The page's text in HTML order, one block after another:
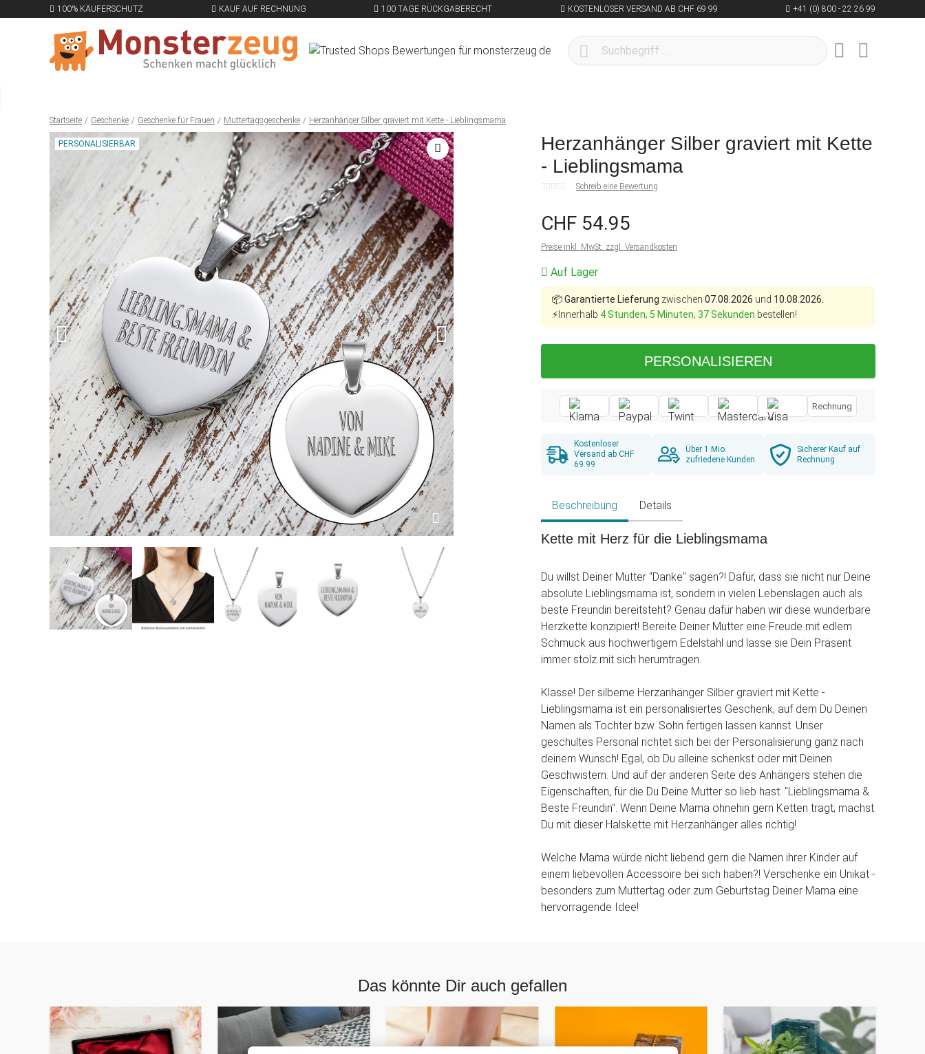
100% KÄUFERSCHUTZ KAUF AUF RECHNUNG 100 TAGE RÜCKGABERECHT KOSTENLOSER VERSAND AB CHF 69.99 +41 (0) 800 - 22 26 99
Startseite Geschenke Geschenke für Frauen Muttertagsgeschenke Herzanhänger Silber graviert mit Kette - Lieblingsmama
PERSONALISIERBAR
Herzanhänger Silber graviert mit Kette
- Lieblingsmama
Schreib eine Bewertung
CHF 54.95
Preise inkl. MwSt. zzgl. Versandkosten
Auf Lager
📦Garantierte Lieferung zwischen 07.08.2026 und 10.08.2026.
⚡Innerhalb 4 Stunden, 5 Minuten, 36 Sekunden bestellen!
PERSONALISIEREN
Rechnung
Kostenloser
Versand ab CHF
69.99
Über 1 Mio.
zufriedene Kunden
Sicherer Kauf auf
Rechnung
Beschreibung Details
Kette mit Herz für die Lieblingsmama
Du willst Deiner Mutter "Danke" sagen?! Dafür, dass sie nicht nur Deine
absolute Lieblingsmama ist, sondern in vielen Lebenslagen auch als
beste Freundin bereitsteht? Genau dafür haben wir diese wunderbare
Herzkette konzipiert! Bereite Deiner Mutter eine Freude mit edlem
Schmuck aus hochwertigem Edelstahl und lasse sie Dein Präsent
immer stolz mit sich herumtragen.
Klasse! Der silberne Herzanhänger Silber graviert mit Kette -
Lieblingsmama ist ein personalisiertes Geschenk, auf dem Du Deinen
Namen als Tochter bzw. Sohn fertigen lassen kannst. Unser
geschultes Personal richtet sich bei der Personalisierung ganz nach
deinem Wunsch! Egal, ob Du alleine schenkst oder mit Deinen
Geschwistern. Und auf der anderen Seite des Anhängers stehen die
Eigenschaften, für die Du Deine Mutter so lieb hast: "Lieblingsmama &
Beste Freundin". Wenn Deine Mama ohnehin gern Ketten trägt, machst
Du mit dieser Halskette mit Herzanhänger alles richtig!
Welche Mama würde nicht liebend gern die Namen ihrer Kinder auf
einem liebevollen Accessoire bei sich haben?! Verschenke ein Unikat -
besonders zum Muttertag oder zum Geburtstag Deiner Mama eine
hervorragende Idee!
Das könnte Dir auch gefallen